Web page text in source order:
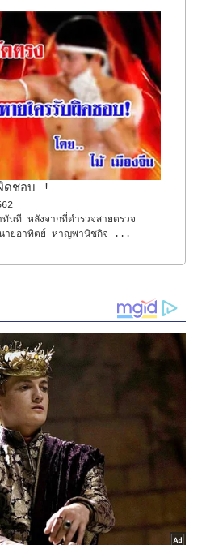
ดชอบ !
ทันที หลังจากที่ตำรวจสายตรวจ
นายอาทิตย์ หาญพานิชกิจ ...